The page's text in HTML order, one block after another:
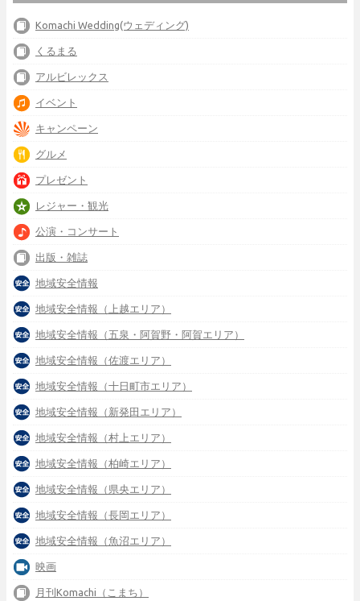
Komachi Wedding(ウェディング)
くるまる
アルビレックス
イベント
キャンペーン
グルメ
プレゼント
レジャー・観光
公演・コンサート
出版・雑誌
地域安全情報
地域安全情報（上越エリア）
地域安全情報（五泉・阿賀野・阿賀エリア）
地域安全情報（佐渡エリア）
地域安全情報（十日町市エリア）
地域安全情報（新発田エリア）
地域安全情報（村上エリア）
地域安全情報（柏崎エリア）
地域安全情報（県央エリア）
地域安全情報（長岡エリア）
地域安全情報（魚沼エリア）
映画
月刊Komachi（こまち）